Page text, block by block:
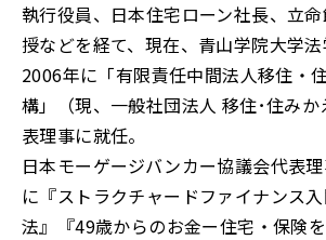
執行役員、日本住宅ローン社長、立
授などを経て、現在、青山学院大学法
2006年に「有限責任中間法人移住・
構」（現、一般社団法人 移住･住み
表理事に就任。
日本モーゲージバンカー協議会代表
に『ストラクチャードファイナンス
法』『49歳からのお金ー住宅・保険